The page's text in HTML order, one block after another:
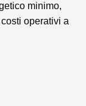
minimo,
operativi a